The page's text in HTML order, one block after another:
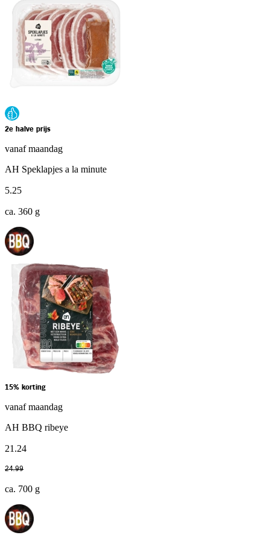
2e halve prijs
vanaf maandag
AH Speklapjes a la minute
5.25
ca. 360 g
15% korting
vanaf maandag
AH BBQ ribeye
21 .24
24.99
ca. 700 g